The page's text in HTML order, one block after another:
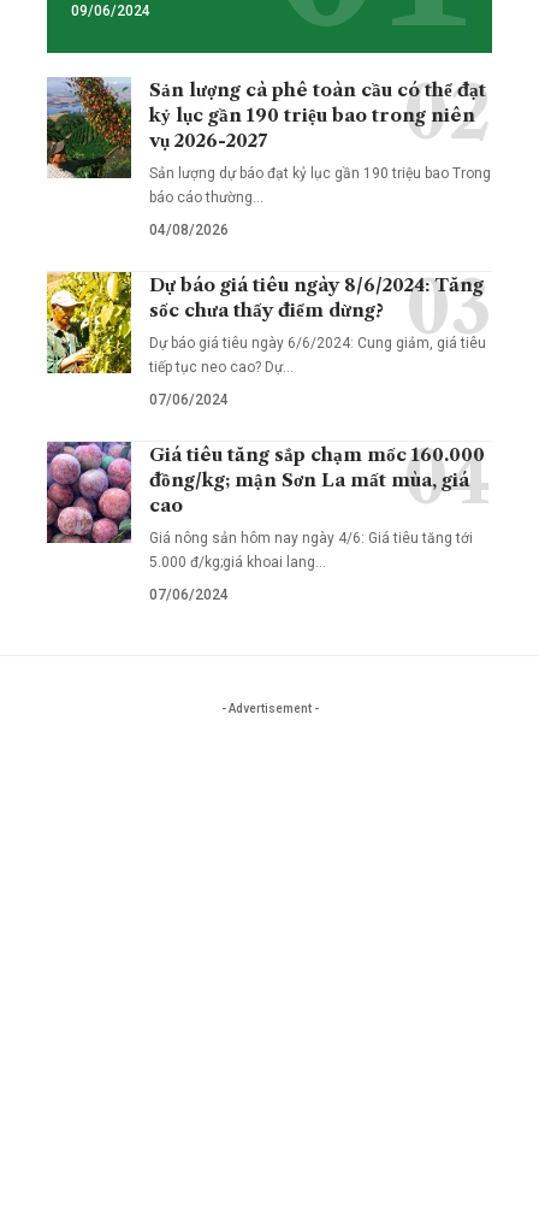
09/06/2024
Sản lượng cà phê toàn cầu có thể đạt
kỷ lục gần 190 triệu bao trong niên
vụ 2026-2027
Sản lượng dự báo đạt kỷ lục gần 190 triệu bao Trong
báo cáo thường…
04/08/2026
Dự báo giá tiêu ngày 8/6/2024: Tăng
sốc chưa thấy điểm dừng?
Dự báo giá tiêu ngày 6/6/2024: Cung giảm, giá tiêu
tiếp tục neo cao? Dự…
07/06/2024
Giá tiêu tăng sắp chạm mốc 160.000
đồng/kg; mận Sơn La mất mùa, giá
cao
Giá nông sản hôm nay ngày 4/6: Giá tiêu tăng tới
5.000 đ/kg;giá khoai lang…
07/06/2024
- Advertisement -